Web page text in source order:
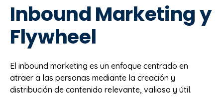
Inbound Marketing y
Flywheel
El inbound marketing es un enfoque centrado en
atraer a las personas mediante la creación y
distribución de contenido relevante, valioso y útil.